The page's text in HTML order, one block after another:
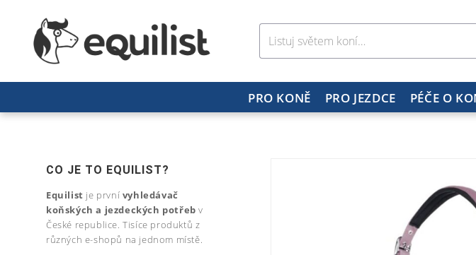
PRO KONĚ PRO JEZDCE PÉČE O
CO JE TO EQUILIST?
Equilist je první vyhledávač
koňských a jezdeckých potřeb v
České republice. Tisíce produktů z
různých e-shopů na jednom místě.